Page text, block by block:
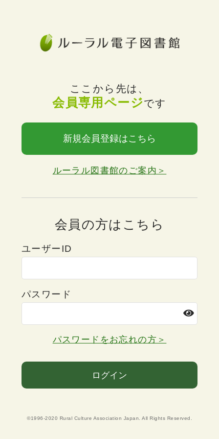
ここから先は、
会員専用ページです
新規会員登録はこちら
ルーラル図書館のご案内＞
会員の方はこちら
ユーザーID
パスワード
パスワードをお忘れの方＞
ログイン
©1996-2020 Rural Culture Association Japan. All Rights Reserved.